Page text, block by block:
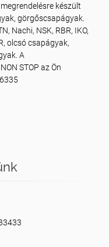
készült
görgőscsapágyak.
Nachi, NSK, RBR, IKO,
olcsó csapágyak,
A
STOP az Ön